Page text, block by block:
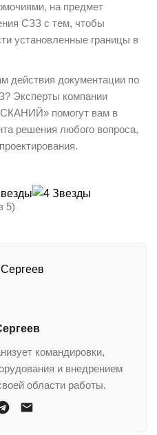
на предмет
СЗЗ с тем, чтобы
установленные границы в
действия документации по
Эксперты компании
помогут вам в
решения любого вопроса,
5)
командировки,
и внедрением
области работы.